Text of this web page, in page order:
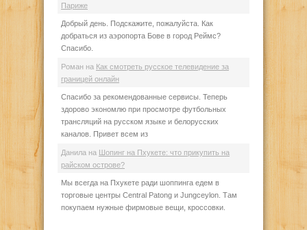
Париже
Добрый день. Подскажите, пожалуйста. Как
добраться из аэропорта Бове в город Реймс?
Спасибо.
Роман на Как смотреть русское телевидение за
границей онлайн
Спасибо за рекомендованные сервисы. Теперь
здорово экономлю при просмотре футбольных
трансляций на русском языке и белорусских
каналов. Привет всем из
Данила на Шопинг на Пхукете: что прикупить на
райском острове?
Мы всегда на Пхукете ради шоппинга едем в
торговые центры Central Patong и Jungceylon. Там
покупаем нужные фирмовые вещи, кроссовки.